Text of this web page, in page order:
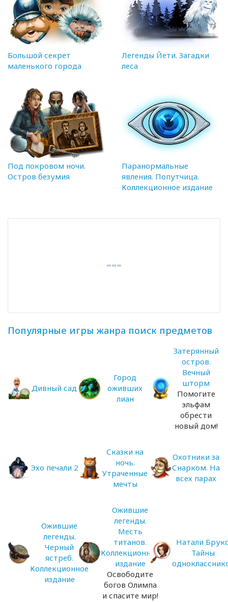
Большой секрет
маленького города
Легенды Йети. Загадки
леса
Под покровом ночи.
Остров безумия
Паранормальные
явления. Попутчица.
Коллекционное издание
Популярные игры жанра поиск предметов
Дивный сад
Город
оживших
лиан
Затерянный
остров.
Вечный
шторм
Помогите
эльфам
обрести
новый дом!
Эхо печали 2
Сказки на
ночь.
Утраченные
мечты
Охотники за
Снарком. На
всех парах
Ожившие
легенды.
Черный
ястреб.
Коллекционное
издание
Ожившие
легенды.
Месть
титанов.
Коллекционное
издание
Освободите
богов Олимпа
и спасите мир!
Натали
Тайны